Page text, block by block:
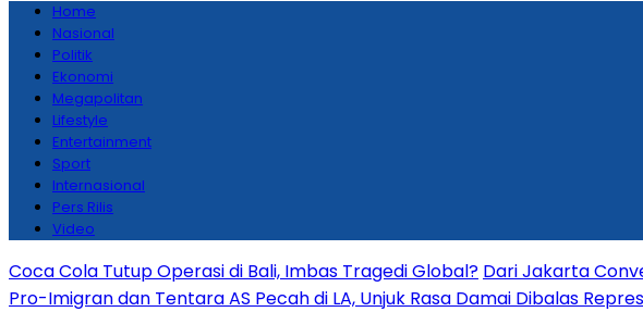
Home
Nasional
Politik
Ekonomi
Megapolitan
Lifestyle
Entertainment
Sport
Internasional
Pers Rilis
Video
Coca Cola Tutup Operasi di Bali, Imbas Tragedi Global? Dari Jakarta
Pro-Imigran dan Tentara AS Pecah di LA, Unjuk Rasa Damai Dibalas